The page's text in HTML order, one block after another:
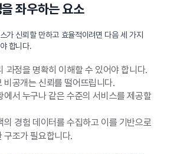
좌우하는 요소
가 신뢰할 만하고 효율적이려면 다음 세 가지
합니다.
과정을 명확히 이해할 수 있어야 합니다.
비공개는 신뢰를 떨어뜨립니다.
서 누구나 같은 수준의 서비스를 제공할
의 경험 데이터를 수집하고 이를 기반으로
구조가 필요합니다.